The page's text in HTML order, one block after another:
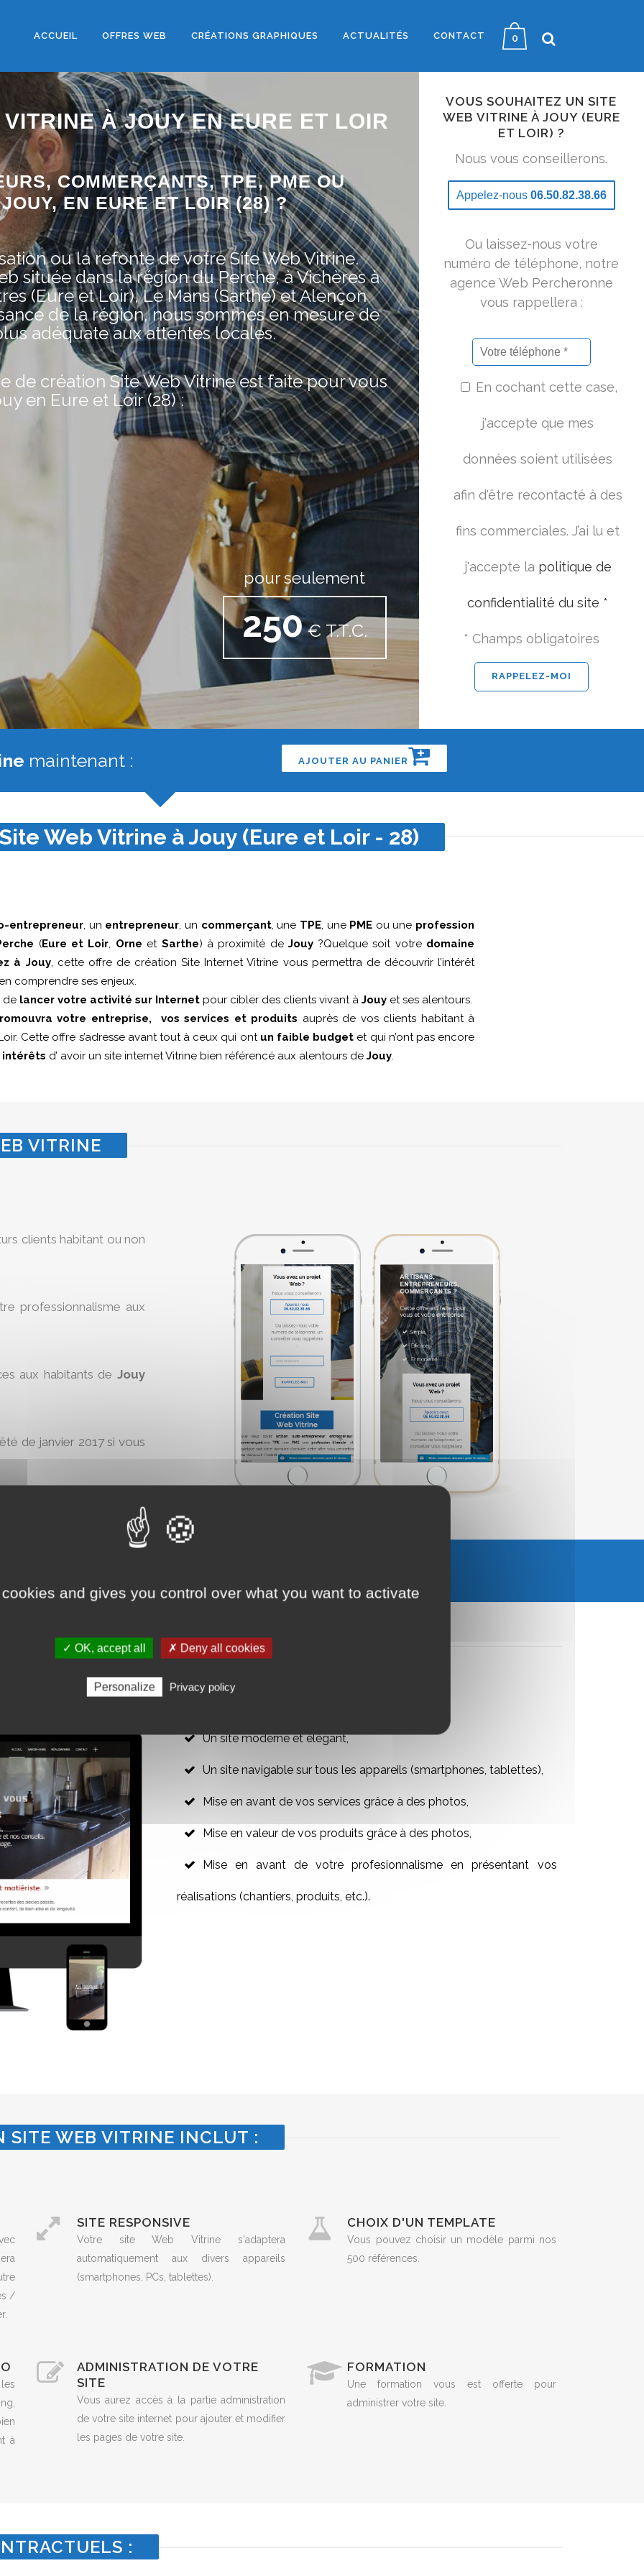
0
ACCUEIL OFFRES WEB CRÉATIONS GRAPHIQUES ACTUALITÉS CONTACT
À JOUY EN EURE ET LOIR
COMMERÇANTS, TPE, PME OU
EN EURE ET LOIR (28) ?
ou la refonte de votre Site Web Vitrine.
située dans la région du Perche, à Vichères à
(Eure et Loir), Le Mans (Sarthe) et Alençon
de la région, nous sommes en mesure de
adéquate aux attentes locales.
de création Site Web Vitrine est faite pour vous
en Eure et Loir (28) :
pour seulement
250€ T.T.C.
VOUS SOUHAITEZ UN SITE
WEB VITRINE À JOUY (EURE
ET LOIR) ?
Nous vous conseillerons.
Appelez-nous 06.50.82.38.66
Ou laissez-nous votre
numéro de téléphone, notre
agence Web Percheronne
vous rappellera :
En cochant cette case,
j'accepte que mes
données soient utilisées
afin d'être recontacté à des
fins commerciales. J’ai lu et
j'accepte la politique de
confidentialité du site *
* Champs obligatoires
maintenant : AJOUTER AU PANIER
Web Vitrine à Jouy (Eure et Loir - 28)
entrepreneur, un entrepreneur, un commerçant, une TPE, une PME ou une profession
(Eure et Loir, Orne et Sarthe) à proximité deJouy ?Quelque soit votre domaine
à Jouy, cette offre de création Site Internet Vitrine vous permettra de découvrir l’intérêt
comprendre ses enjeux.
de lancer votre activité sur Internet pour cibler des clients vivant à Jouy et ses alentours.
votre entreprise, vos services et produits auprès de vos clients habitant à
Cette offre s’adresse avant tout à ceux qui ont un faible budget et qui n’ont pas encore
intérêts d’ avoir un site internet Vitrine bien référencé aux alentours de Jouy.
VITRINE
clients habitant ou non
professionnalisme aux
aux habitants de Jouy
de janvier 2017 si vous
VOTRE SITE WEB VITRINE
Un site moderne et élégant,
Un site navigable sur tous les appareils (smartphones, tablettes),
Mise en avant de vos services grâce à des photos,
Mise en valeur de vos produits grâce à des photos,
Mise en avant de votre profesionnalisme en présentant vos
réalisations (chantiers, produits, etc.).
SITE WEB VITRINE INCLUT :
/
SITE RESPONSIVE
Votre site Web Vitrine s'adaptera
automatiquement aux divers appareils
(smartphones, PCs, tablettes).
CHOIX D'UN TEMPLATE
Vous pouvez choisir un modèle parmi nos
500 références.
à
ADMINISTRATION DE VOTRE
SITE
Vous aurez accès à la partie administration
de votre site internet pour ajouter et modifier
les pages de votre site.
FORMATION
Une formation vous est offerte pour
administrer votre site.
:
and gives you control over what you want to activate
✓ OK, accept all ✗ Deny all cookies
Personalize Privacy policy